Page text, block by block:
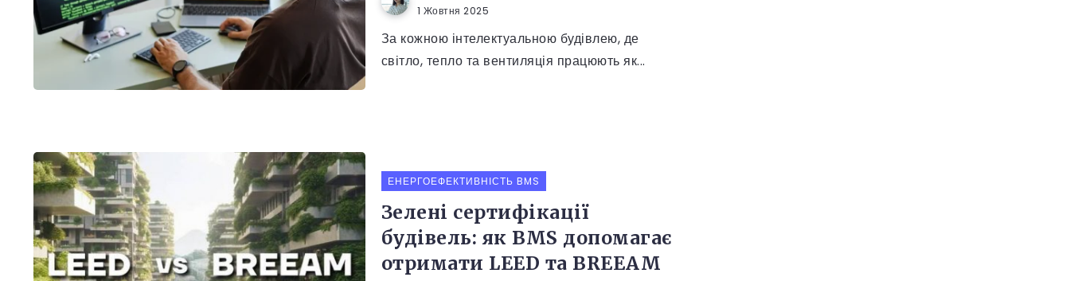
1 Жовтня 2025
За кожною інтелектуальною будівлею, де
світло, тепло та вентиляція працюють як...
ЕНЕРГОЕФЕКТИВНІСТЬ BMS
Зелені сертифікації
будівель: як BMS допомагає
отримати LEED та BREEAM